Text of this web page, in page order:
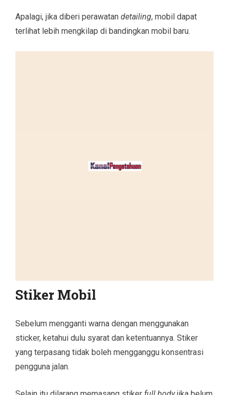
Apalagi, jika diberi perawatan detailing, mobil dapat
terlihat lebih mengkilap di bandingkan mobil baru.
Stiker Mobil
Sebelum mengganti warna dengan menggunakan
sticker, ketahui dulu syarat dan ketentuannya. Stiker
yang terpasang tidak boleh mengganggu konsentrasi
pengguna jalan.